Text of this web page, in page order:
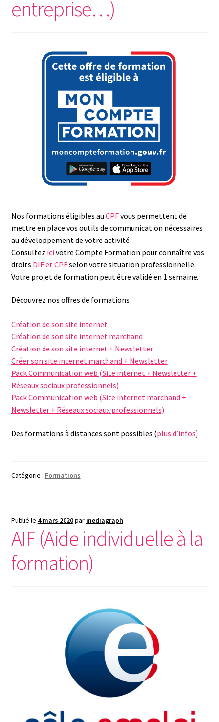
entreprise…)
Nos formations éligibles au CPFvous permettent de
mettre en place vos outils de communication nécessaires
au développement de votre activité
Consultez ici votre Compte Formation pour connaître vos
droits DIF et CPFselon votre situation professionnelle.
Votre projet de formation peut être validé en 1 semaine.
Découvrez nos offres de formations
Création de son site internet
Création de son site internet marchand
Création de son site internet + Newsletter
Créer son site internet marchand + Newsletter
Pack Communication web (Site internet + Newsletter +
Réseaux sociaux professionnels)
Pack Communication web (Site internet marchand +
Newsletter + Réseaux sociaux professionnels)
Des formations à distances sont possibles (plus d’infos)
Catégorie : Formations
Publié le 4 mars 2020par mediagraph
AIF (Aide individuelle à la
formation)